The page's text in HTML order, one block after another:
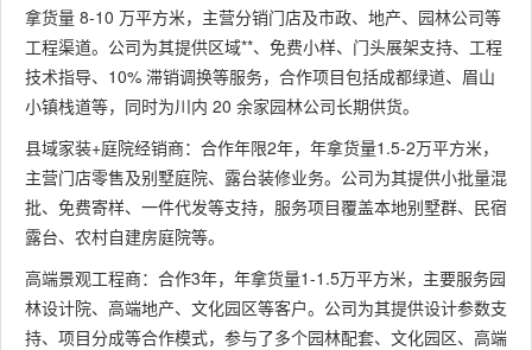
拿货量 8-10 万平方米，主营分销门店及市政、地产、园林公司等
工程渠道。公司为其提供区域**、免费小样、门头展架支持、工程
技术指导、10% 滞销调换等服务，合作项目包括成都绿道、眉山
小镇栈道等，同时为川内 20 余家园林公司长期供货。
县域家装+庭院经销商：合作年限2年，年拿货量1.5-2万平方米，
主营门店零售及别墅庭院、露台装修业务。公司为其提供小批量混
批、免费寄样、一件代发等支持，服务项目覆盖本地别墅群、民宿
露台、农村自建房庭院等。
高端景观工程商：合作3年，年拿货量1-1.5万平方米，主要服务园
林设计院、高端地产、文化园区等客户。公司为其提供设计参数支
持、项目分成等合作模式，参与了多个园林配套、文化园区、高端